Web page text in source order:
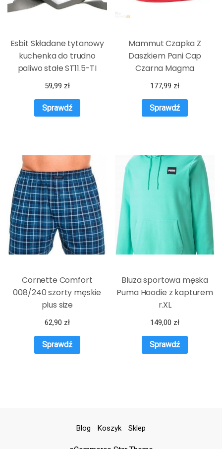
Esbit Składane tytanowy
kuchenka do trudno
paliwo stałe ST11.5-TI
59,99 zł
Sprawdź
Mammut Czapka Z
Daszkiem Pani Cap
Czarna Magma
177,99 zł
Sprawdź
Cornette Comfort
008/240 szorty męskie
plus size
62,90 zł
Sprawdź
Bluza sportowa męska
Puma Hoodie z kapturem
r.XL
149,00 zł
Sprawdź
Blog Koszyk Sklep